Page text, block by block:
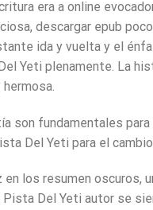
era a online
descargar epub
ida y vuelta y el
Yeti plenamente. La
son fundamentales
Del Yeti para el cambio.
los resumen oscuros,
Del Yeti autor se